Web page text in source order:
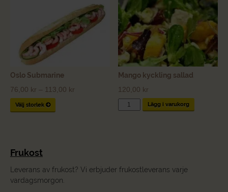
Oslo Submarine
76,00 kr – 113,00 kr
Välj storlek
Mango kyckling sallad
120,00 kr
Mango
kyckling
Lägg i varukorg
Frukost
Leverans av frukost? Vi erbjuder frukostleverans varje
vardagsmorgon.